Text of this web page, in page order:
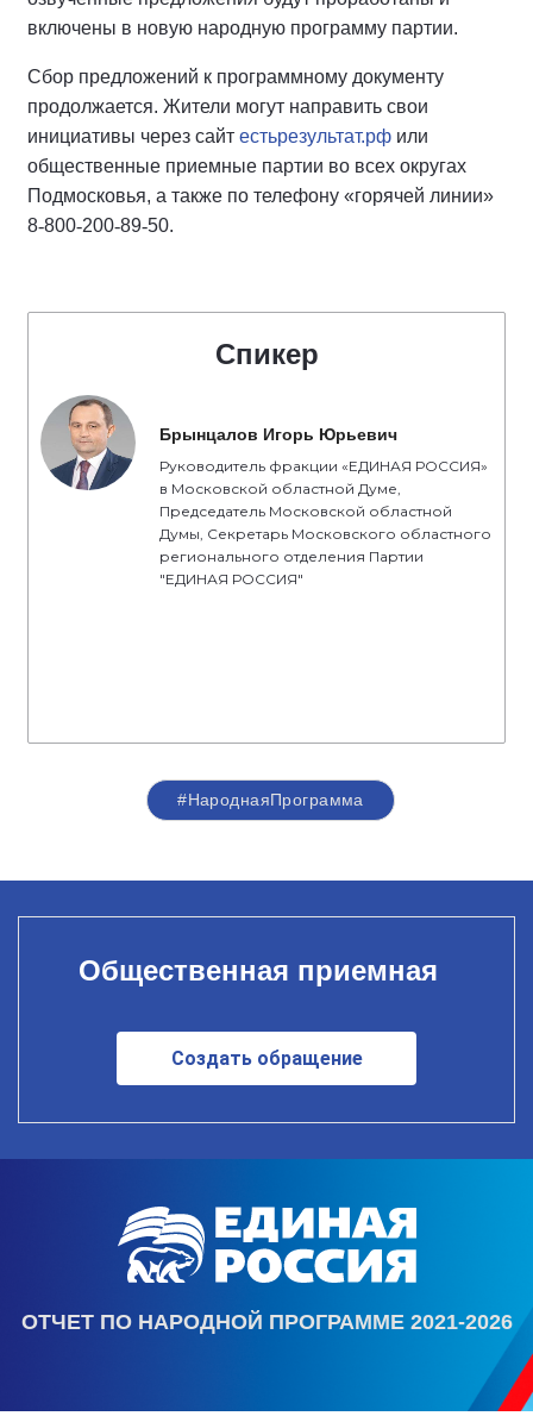
включены в новую народную программу партии.
Сбор предложений к программному документу
продолжается. Жители могут направить свои
инициативы через сайт естьрезультат.рф или
общественные приемные партии во всех округах
Подмосковья, а также по телефону «горячей линии»
8‑800‑200‑89‑50.
Спикер
Брынцалов Игорь Юрьевич
Руководитель фракции «ЕДИНАЯ РОССИЯ»
в Московской областной Думе,
Председатель Московской областной
Думы, Секретарь Московского областного
регионального отделения Партии
"ЕДИНАЯ РОССИЯ"
#НароднаяПрограмма
Общественная приемная
Создать обращение
ОТЧЕТ ПО НАРОДНОЙ ПРОГРАММЕ 2021-2026